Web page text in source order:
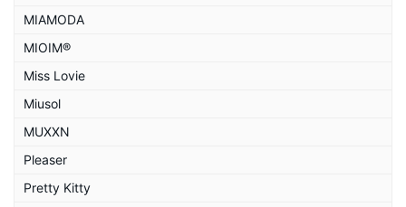
MIAMODA
MIOIM®
Miss Lovie
Miusol
MUXXN
Pleaser
Pretty Kitty